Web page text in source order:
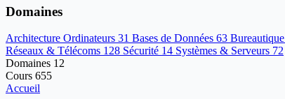
Domaines
Architecture Ordinateurs 31 Bases de Données 63 Bureautique
Réseaux & Télécoms 128 Sécurité 14 Systèmes & Serveurs 72
Domaines 12
Cours 655
Accueil